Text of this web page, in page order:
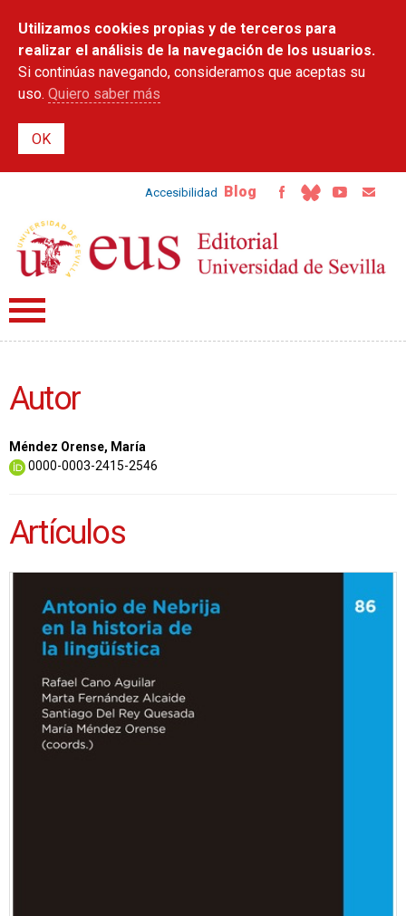
contenido
principal
Utilizamos cookies propias y de terceros para
realizar el análisis de la navegación de los usuarios.
Si continúas navegando, consideramos que aceptas su
uso. Quiero saber más
Accesibilidad Blog
Autor
Méndez Orense, María
0000-0003-2415-2546
Artículos